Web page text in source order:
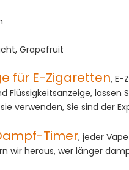
Grapefruit
für E-Zigaretten, E-
Flüssigkeitsanzeige, lassen
verwenden, Sie sind der
Timer, jeder
wir heraus, wer länger